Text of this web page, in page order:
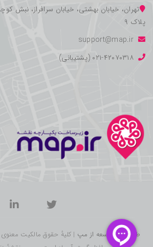
تهران، خیابان بهشتی، خیابان سرافراز، نبش
پلاک ۹
طراحی و توسعه از مپ | کلیهٔ حقوق مالکیت